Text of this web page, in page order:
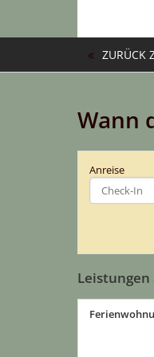
ZURÜCK
Wann
Anreise
Leistungen